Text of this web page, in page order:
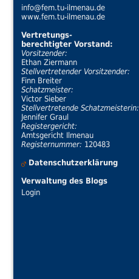
info@fem.tu-ilmenau.de
www.fem.tu-ilmenau.de
Vertretungs-
berechtigter Vorstand:
Vorsitzender:
Ethan Ziermann
Stellvertretender Vorsitzender:
Finn Breiter
Schatzmeister:
Victor Sieber
Stellvertretende Schatzmeisterin:
Jennifer Graul
Registergericht:
Amtsgericht Ilmenau
Registernummer: 120483
Datenschutzerklärung
Verwaltung des Blogs
Login